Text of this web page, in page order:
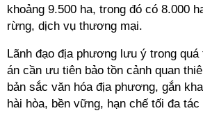
khoảng 9.500 ha, trong đó có 8.000
rừng, dịch vụ thương mại.
Lãnh đạo địa phương lưu ý trong
án cần ưu tiên bảo tồn cảnh quan
bản sắc văn hóa địa phương, gắn
hài hòa, bền vững, hạn chế tối đa